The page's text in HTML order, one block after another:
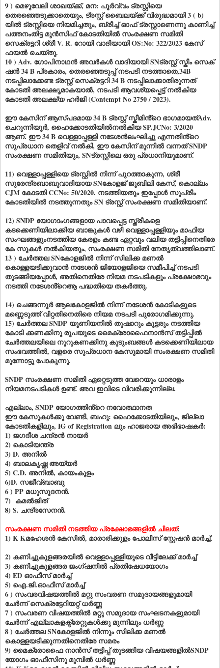
9 ) മെഴുവേലി ശാഖയ്ക്ക്, മന: പൂർവ്വം ട്രസ്റ്റിയെ
തെരഞ്ഞെടുക്കാതെയും, ട്രസ്റ്റ് ബൈലയ്ക്ക് വിരുദ്ധമായി 3 ( b)
യിൽ ട്രസ്റ്റിയെ നിയമിച്ചതും, ബ്രീച്ച് ഓഫ് ട്രസ്റ്റാണെന്നു കാണിച്ച്
പത്തനംതിട്ട മുൻസിഫ് കോടതിയിൽ സംരക്ഷണ സമിതി
സെക്രട്ടറി ശ്രീ V. R. റോയി വാദിയായി OS:No: 322/2023 കേസ്
ഫയൽ ചെയ്തു.
10 ) Adv. ഗോപിനാഥൻ അവർകൾ വാദിയായി SNട്രസ്റ്റ് സ്കീം സെക്
ഷൻ 34 B പ്രകാരം, തെരഞ്ഞെടുപ്പ് നടപടി നടത്താതെ,34B
നടപ്പിലാക്കേണ്ട ട്രസ്റ്റ് സെക്രട്ടറി 34 B നടപ്പിലാക്കാതിരുന്നത്
കോടതി അലക്ഷൃമാകയാൽ, നടപടി ആവശ്യപ്പെട്ട് നൽകിയ
കോടതി അലക്ഷ്യ ഹർജി (Contempt No 2750 / 2023).
ഈ കേസിന് ആസ്പദമായ 34 B ട്രസ്റ്റ് സ്കീമിൻ്റെ ഭാഗമായത്Adv.
ചെറുന്നിയൂർ, ഹൈക്കോടതിയിൽനൽകിയ SP.JCNo: 3/2020
ആണ്. ഈ 34 B വെള്ളാപ്പള്ളി നടേശൻലംഘിച്ചു എന്നതിൻ്റെ
സുപ്രധാന തെളിവ് നൽകി, ഈ കേസിന് മുന്നിൽ വന്നത് SNDP
സംരക്ഷണ സമിതിയും, SNട്രസ്റ്റിലെ ഒരു പ്രധാനിയുമാണ്.
11) വെള്ളാപ്പള്ളിയെ ട്രസ്റ്റിൽ നിന്ന് പുറത്താകുന്ന, ശ്രീ
സുരേന്ദ്രബാബുവാദിയായ SNകോളജ് ജൂബിലി കേസ്, കൊല്ലം
CJM കോടതി CCNo: 50/2020. നടത്തിയതും ഇപ്പോൾ സുപ്രീം
കോടതിയിൽ നടത്തുന്നതും SN ട്രസ്റ്റ് സംരക്ഷണ സമിതിയാണ്.
12) SNDP യോഗാംഗങ്ങളായ പാവപ്പെട്ട സ്ത്രീകളെ
കടക്കെണിയിലാക്കിയ ബാങ്കുകൾ വഴി വെള്ളാപ്പള്ളിയും മാഫിയ
സംഘങ്ങളുംനടത്തിയ കേരളം കണ്ട ഏറ്റവും വലിയ തട്ടിപ്പിനെതിരേ
കേ സുകൾ നൽകിയതും, സംരക്ഷണ സമിതി നേതൃത്വത്തിലാണ്.
13 ) ചേർത്തല SNകോളജിൽ നിന്ന് സിലിക്ക മണൽ
കൊള്ളയടിക്കുവാൻ നടേശൻ ജിയോളജിയെ സമീപിച്ച് നടപടി
തുടങ്ങിയപ്പോൾ, അതിനെതിരേ നിയമ നടപടികളും പ്രക്ഷോഭവും
നടത്തി നടേശൻ്റെആ പദ്ധതിയെ തകർത്തു.
14) ചെങ്ങന്നൂർ ആലകോളജിൽ നിന്ന് നടേശൻ കോടികളുടെ
മണ്ണെടുത്ത് വിറ്റതിനെതിരെ നിയമ നടപടി പുരോഗമിക്കുന്നു.
15) ചേർത്തല SNDP യൂണിയനിൽ തുഷാറും കൂട്ടരും നടത്തിയ
കോടി ക്കണക്കിനു രൂപയുടെ മൈക്രോഫൈനാൻസ് തട്ടിപ്പിൽ
ചേർത്തലയിലെ നൂറുകണക്കിനു കുടുംബങ്ങൾ കടക്കെണിയിലായ
സംഭവത്തിൽ, വളരെ സുപ്രധാന കേസുമായി സംരക്ഷണ സമിതി
മുന്നോട്ടു പോകുന്നു.
SNDP സംരക്ഷണ സമിതി ഏറ്റെടുത്ത വേറെയും ധാരാളം
നിയമനടപടികൾ ഉണ്ട്. അവ ഇവിടെ വിവരിക്കുന്നില്ല.
എല്ലാം, SNDP യോഗത്തിൻ്റെ നവോത്ഥാനത
ഈ കേസുകൾക്കു വേണ്ടി, ബഹു: ഹൈക്കോടതിയിലും, ജില്ലാ
കോടതികളിലും, IG of Registration ലും ഹാജരായ അഭിഭാഷകർ:
1) ജഗദീശ ചന്ദ്രൻ നായർ
2) കൊടിയന്ത്ര
3) D. അനിൽ
4) ബാലകൃഷ്ണ അയ്യർ
5) C.D. അനിൽ, കായംകുളം
6)D. സജീവ്ബാബു
6 ) PP മധുസൂദനൻ.
7) കമൽജിത്
8) S. ചന്ദ്രസേനൻ.
സംരക്ഷണ സമിതി നടത്തിയ പ്രക്ഷോഭങ്ങളിൽ ചിലത്:
1) K Kമഹേശൻ കേസിൽ, മാരാരിക്കുളം പോലീസ് സ്റ്റേഷൻ മാർച്ച്,
2) കണിച്ചുകുളങ്ങരയിൽ വെള്ളാപ്പള്ളിയുടെ വീട്ടിലേക്ക് മാർച്ച്
3) കണിച്ചുകുളങ്ങര ജംഗ്ഷനിൽ പ്രതിഷേധയോഗം
4) ED ഓഫീസ് മാർച്ച്
5) ഐ.ജി.ഓഫീസ് മാർച്ച്
6 ) സംവരവിഷയത്തിൽ മറ്റു സംവരണ സമുദായങ്ങളുമായി
ചേർന്ന് സെക്രട്ടേറിയറ്റ് ധർണ്ണ
7 ) സംവരണ വിഷയത്തിൽ മറ്റു സമുദായ സംഘടനകളുമായി
ചേർന്ന് എല്ലാകളക്ട്രേറ്റുകൾക്കു മുന്നിലും ധർണ്ണ
8 ) ചേർത്തല SNകോളജിൽ നിന്നും സിലിക്ക മണൽ
കൊള്ളയടിക്കുന്നതിനെതിരേ സമരം
9) മൈക്രോഫൈ നാൻസ് തട്ടിപ്പ് തുടങ്ങിയ വിഷയങ്ങളിൽSNDP
യോഗം ഓഫീസിനു മുമ്പിൽ ധർണ്ണ